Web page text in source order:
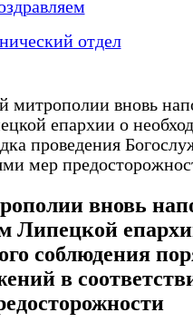
отдел
митрополии вновь
епархии о
проведения
мер
вновь
Липецкой
соблюдения
в